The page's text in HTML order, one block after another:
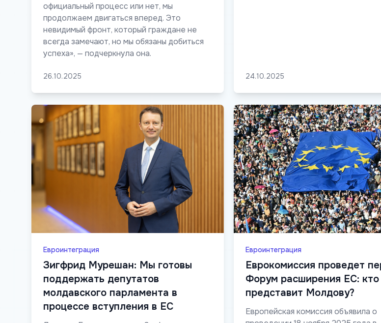
официальный процесс или нет, мы
продолжаем двигаться вперед. Это
невидимый фронт, который граждане не
всегда замечают, но мы обязаны добиться
успеха», — подчеркнула она.
26.10.2025 24.10.2025
Евроинтеграция
Зигфрид Мурешан: Мы готовы
поддержать депутатов
молдавского парламента в
процессе вступления в ЕС
Евроинтеграция
Еврокомиссия проведет
Форум расширения ЕС: кто
представит Молдову?
Европейская комиссия объявила о